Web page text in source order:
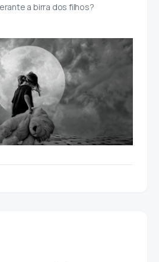
a birra dos filhos?